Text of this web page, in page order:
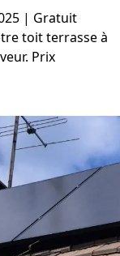
| Gratuit
toit terrasse à
Prix